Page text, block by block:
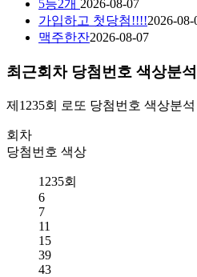
5등2개 2026-08-07
가입하고 첫당첨!!!!2026-08-
맥주한잔2026-08-07
최근회차 당첨번호 색상분석
제1235회 로또 당첨번호 색상분석
회차
당첨번호 색상
1235회
6
7
11
15
39
43